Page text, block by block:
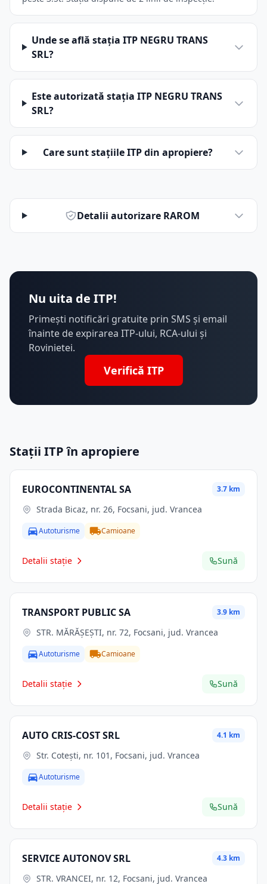
Unde se află stația ITP NEGRU TRANS
SRL?
Este autorizată stația ITP NEGRU TRANS
SRL?
Care sunt stațiile ITP din apropiere?
Detalii autorizare RAROM
Nu uita de ITP!
Primești notificări gratuite prin SMS și email
înainte de expirarea ITP-ului, RCA-ului și
Rovinietei.
Verifică ITP
Stații ITP în apropiere
EUROCONTINENTAL SA 3.7 km
Strada Bicaz, nr. 26, Focsani, jud. Vrancea
Autoturisme Camioane
Detalii stație Sună
TRANSPORT PUBLIC SA 3.9 km
STR. MĂRĂŞEŞTI, nr. 72, Focsani, jud. Vrancea
Autoturisme Camioane
Detalii stație Sună
AUTO CRIS-COST SRL 4.1 km
Str. Coteşti, nr. 101, Focsani, jud. Vrancea
Autoturisme
Detalii stație Sună
SERVICE AUTONOV SRL 4.3 km
STR. VRANCEI, nr. 12, Focsani, jud. Vrancea